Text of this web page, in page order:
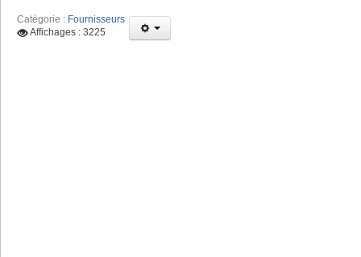
Catégorie : Fournisseurs
Affichages : 3225